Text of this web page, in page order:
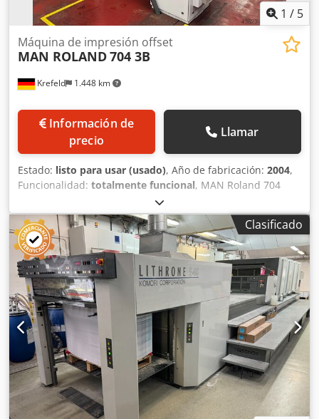
1 / 5
Krefeld 1.448 km
Máquina de impresión offset
MAN ROLAND704 3B
Información de
precio
Llamar
Estado: listo para usar (usado), Año de fabricación: 2004,
Funcionalidad: totalmente funcional, MAN Roland 704
Máquina en línea recta 105 millones de impresiones PPL
Rolandmatic RCI Limpieza automática Crodpfjxvbnrox
Abyof Spray de polvo Secador UV con 3 lámparas en salida
1 interdeck
Clasificado